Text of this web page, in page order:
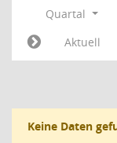
Quartal
Aktuell
Keine Daten